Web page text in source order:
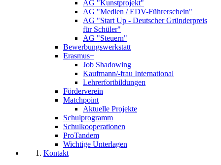
AG "Kunstprojekt"
AG "Medien / EDV-Führerschein"
AG "Start Up - Deutscher Gründerpreis
für Schüler"
AG "Steuern"
Bewerbungswerkstatt
Erasmus+
Job Shadowing
Kaufmann/-frau International
Lehrerfortbildungen
Förderverein
Matchpoint
Aktuelle Projekte
Schulprogramm
Schulkooperationen
ProTandem
Wichtige Unterlagen
Kontakt